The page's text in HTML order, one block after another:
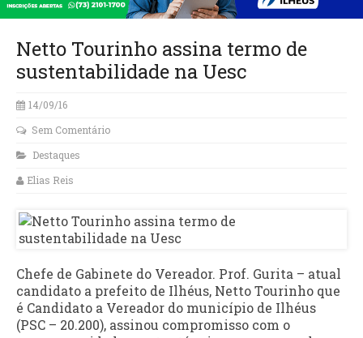
Netto Tourinho assina termo de
sustentabilidade na Uesc
14/09/16
Sem Comentário
Destaques
Elias Reis
Chefe de Gabinete do Vereador. Prof. Gurita – atual
candidato a prefeito de Ilhéus, Netto Tourinho que
é Candidato a Vereador do município de Ilhéus
(PSC – 20.200), assinou compromisso com o